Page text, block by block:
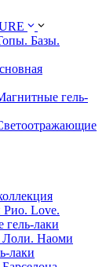
Базы.
гель-
Рио. Love.
лаки
Лоли. Наоми
лаки